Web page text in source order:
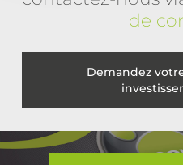
de
Demandez